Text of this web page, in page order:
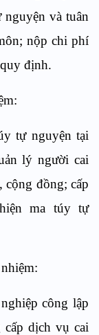
và tuân
nộp chi phí
định.
tự nguyện tại
lý người cai
cộng đồng; cấp
ma túy tự
công lập
cấp dịch vụ cai